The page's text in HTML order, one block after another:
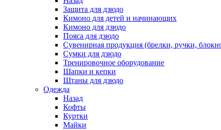
Защита для дзюдо
Кимоно для детей и начинающих
Кимоно для дзюдо
Пояса для дзюдо
Сувенирная продукция (брелки, ручки,
Сумки для дзюдо
Тренировочное оборудование
Шапки и кепки
Штаны для дзюдо
Одежда
Назад
Кофты
Куртки
Майки